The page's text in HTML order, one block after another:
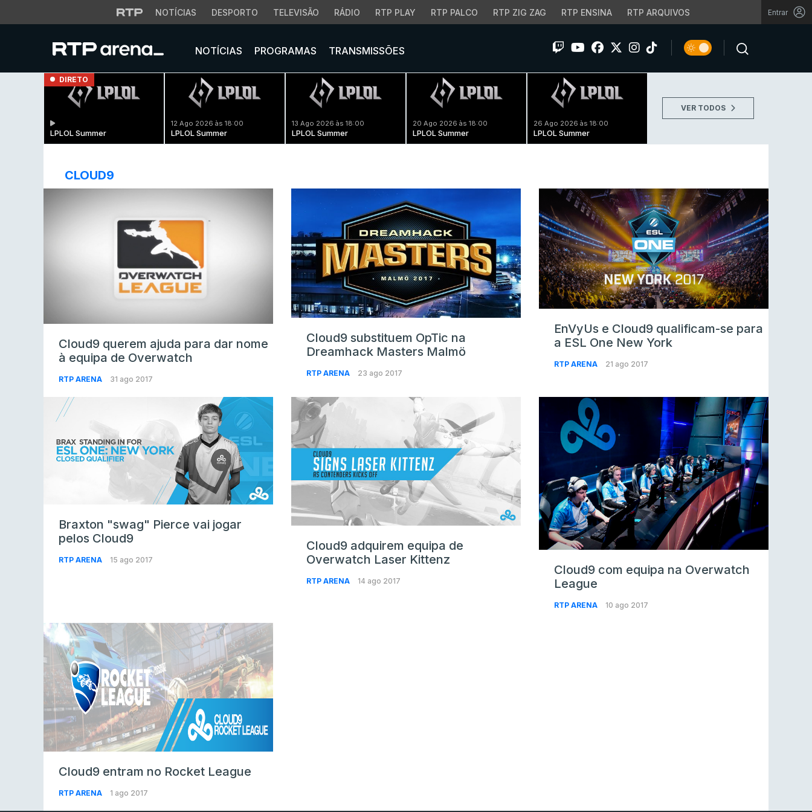
NOTÍCIAS DESPORTO TELEVISÃO RÁDIO RTP PLAY RTP PALCO RTP ZIG ZAG RTP ENSINA RTP ARQUIVOS Entrar
NOTÍCIAS PROGRAMAS TRANSMISSÕES
DIRETO
LPLOL Summer
12 Ago 2026 às 18:00
LPLOL Summer
13 Ago 2026 às 18:00
LPLOL Summer
20 Ago 2026 às 18:00
LPLOL Summer
26 Ago 2026 às 18:00
LPLOL Summer
VER TODOS
CLOUD9
Cloud9 querem ajuda para dar nome
à equipa de Overwatch
RTP ARENA 31 ago 2017
Cloud9 substituem OpTic na
Dreamhack Masters Malmö
RTP ARENA 23 ago 2017
EnVyUs e Cloud9 qualificam-se para
a ESL One New York
RTP ARENA 21 ago 2017
Braxton "swag" Pierce vai jogar
pelos Cloud9
RTP ARENA 15 ago 2017
Cloud9 adquirem equipa de
Overwatch Laser Kittenz
RTP ARENA 14 ago 2017
Cloud9 com equipa na Overwatch
League
RTP ARENA 10 ago 2017
Cloud9 entram no Rocket League
RTP ARENA 1 ago 2017